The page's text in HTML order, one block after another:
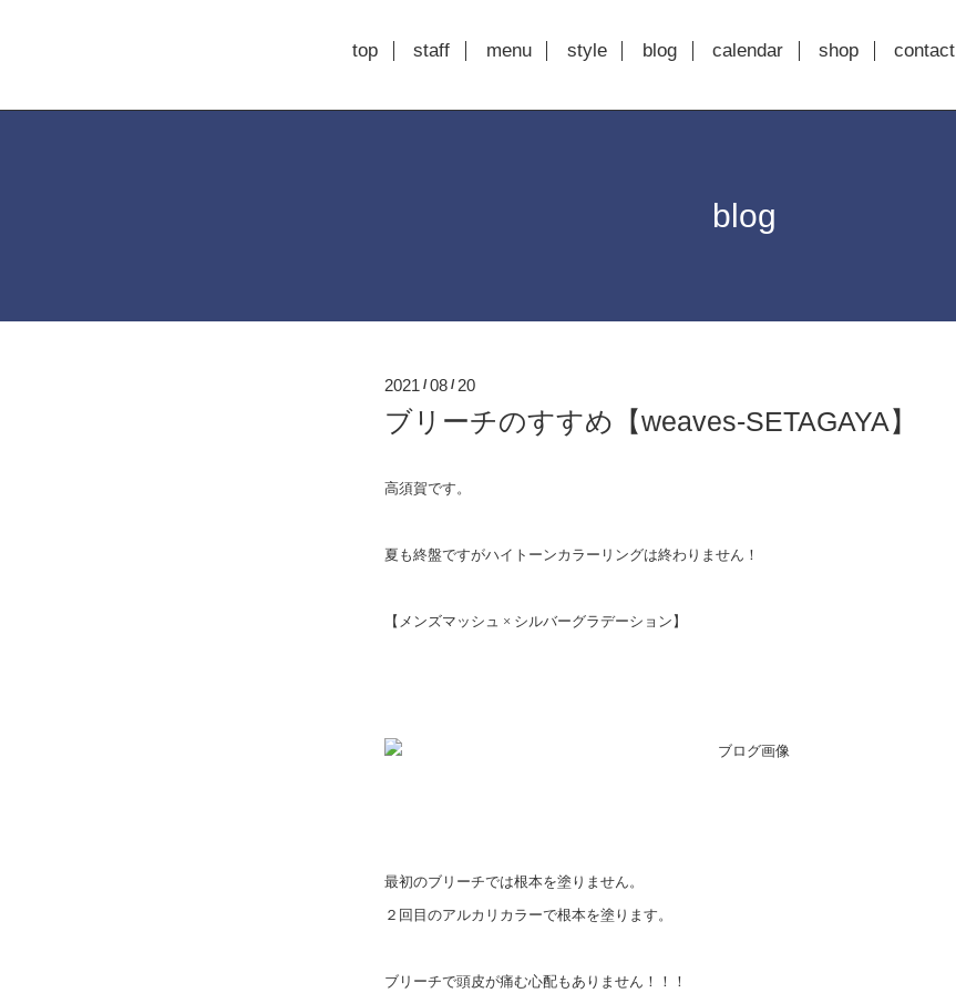
top staff menu style blog calendar shop contact
blog
2021 /08 / 20
ブリーチのすすめ【weaves-SETAGAYA】
高須賀です。
夏も終盤ですがハイトーンカラーリングは終わりません！
【メンズマッシュ × シルバーグラデーション】
最初のブリーチでは根本を塗りません。
２回目のアルカリカラーで根本を塗ります。
ブリーチで頭皮が痛む心配もありません！！！